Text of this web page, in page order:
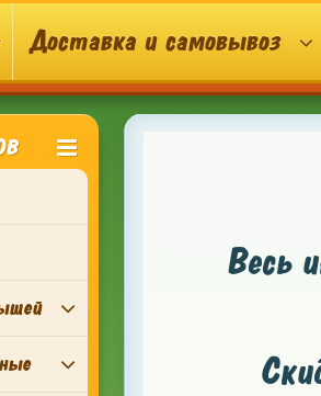
Доставка и самовывоз
Весь